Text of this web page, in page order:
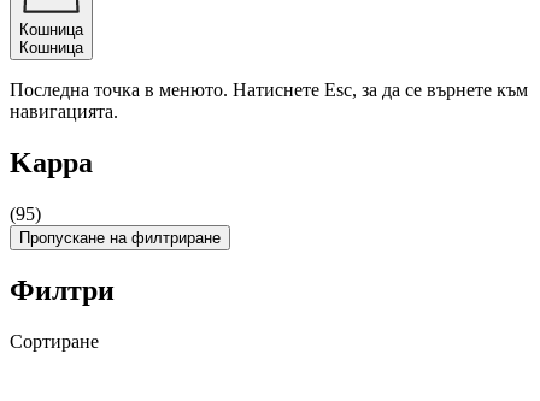
Кошница
Кошница
Последна точка в менюто. Натиснете Esc, за да се върнете към
навигацията.
Kappa
(95)
Пропускане на филтриране
Филтри
Сортиране